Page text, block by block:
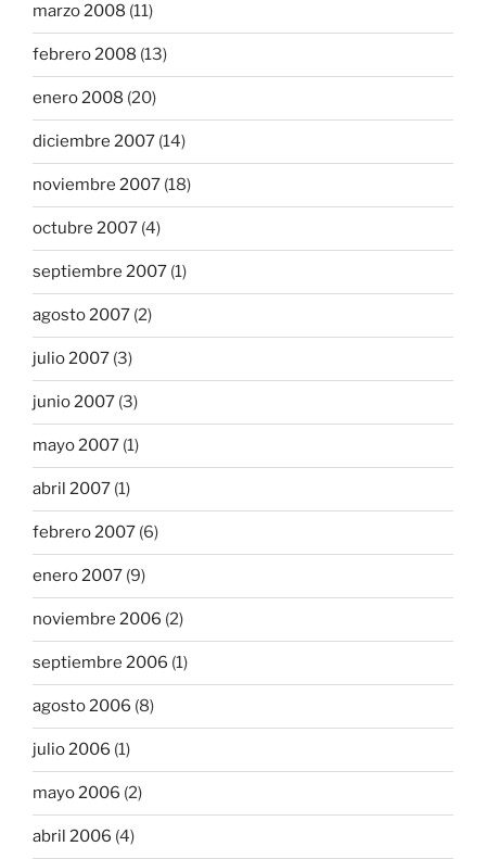
marzo 2008 (11)
febrero 2008 (13)
enero 2008 (20)
diciembre 2007 (14)
noviembre 2007 (18)
octubre 2007 (4)
septiembre 2007 (1)
agosto 2007 (2)
julio 2007 (3)
junio 2007 (3)
mayo 2007 (1)
abril 2007 (1)
febrero 2007 (6)
enero 2007 (9)
noviembre 2006 (2)
septiembre 2006 (1)
agosto 2006 (8)
julio 2006 (1)
mayo 2006 (2)
abril 2006 (4)